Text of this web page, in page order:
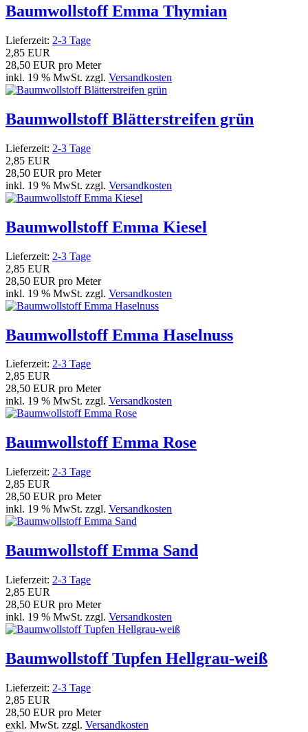
Baumwollstoff Emma Thymian
Lieferzeit: 2-3 Tage
2,85 EUR
28,50 EUR pro Meter
inkl. 19 % MwSt. zzgl. Versandkosten
Baumwollstoff Blätterstreifen grün
Lieferzeit: 2-3 Tage
2,85 EUR
28,50 EUR pro Meter
inkl. 19 % MwSt. zzgl. Versandkosten
Baumwollstoff Emma Kiesel
Lieferzeit: 2-3 Tage
2,85 EUR
28,50 EUR pro Meter
inkl. 19 % MwSt. zzgl. Versandkosten
Baumwollstoff Emma Haselnuss
Lieferzeit: 2-3 Tage
2,85 EUR
28,50 EUR pro Meter
inkl. 19 % MwSt. zzgl. Versandkosten
Baumwollstoff Emma Rose
Lieferzeit: 2-3 Tage
2,85 EUR
28,50 EUR pro Meter
inkl. 19 % MwSt. zzgl. Versandkosten
Baumwollstoff Emma Sand
Lieferzeit: 2-3 Tage
2,85 EUR
28,50 EUR pro Meter
inkl. 19 % MwSt. zzgl. Versandkosten
Baumwollstoff Tupfen Hellgrau-weiß
Lieferzeit: 2-3 Tage
2,85 EUR
28,50 EUR pro Meter
exkl. MwSt. zzgl. Versandkosten